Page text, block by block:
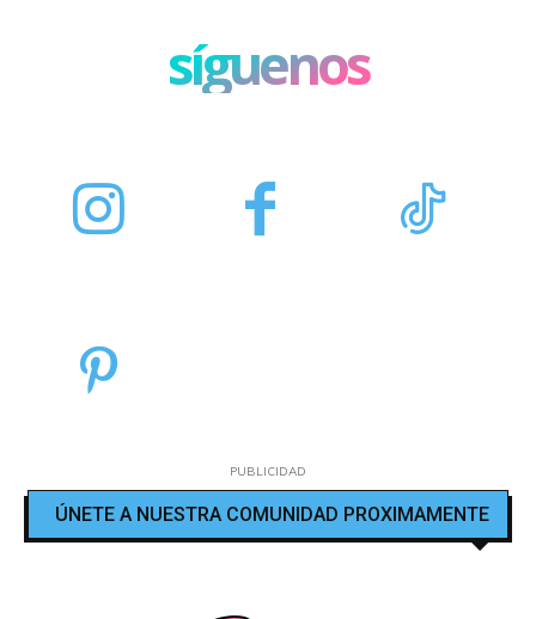
síguenos
PUBLICIDAD
ÚNETE A NUESTRA COMUNIDAD PROXIMAMENTE